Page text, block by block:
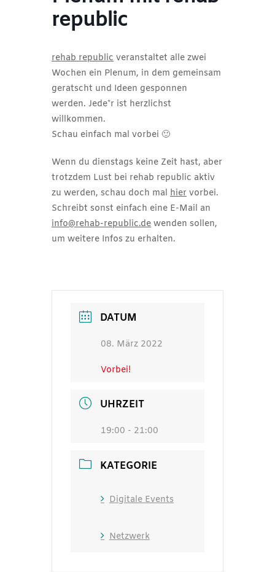
republic
rehab republic veranstaltet alle zwei
Wochen ein Plenum, in dem gemeinsam
geratscht und Ideen gesponnen
werden. Jede*r ist herzlichst
willkommen.
Schau einfach mal vorbei 🙂
Wenn du dienstags keine Zeit hast, aber
trotzdem Lust bei rehab republic aktiv
zu werden, schau doch mal hier vorbei.
Schreibt sonst einfach eine E-Mail an
info@rehab-republic.de wenden sollen,
um weitere Infos zu erhalten.
DATUM
08. März 2022
Vorbei!
UHRZEIT
19:00 - 21:00
KATEGORIE
Digitale Events
Netzwerk